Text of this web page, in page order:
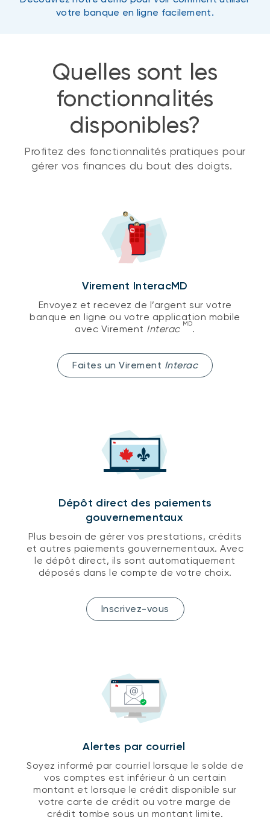
votre banque en ligne facilement.
Quelles sont les
fonctionnalités
disponibles?
Profitez des fonctionnalités pratiques pour
gérer vos finances du bout des doigts.
Virement InteracMD
Envoyez et recevez de l’argent sur votre
banque en ligne ou votre application mobile
avec Virement Interac MD.
Faites un Virement Interac
Dépôt direct des paiements
gouvernementaux
Plus besoin de gérer vos prestations, crédits
et autres paiements gouvernementaux. Avec
le dépôt direct, ils sont automatiquement
déposés dans le compte de votre choix.
Inscrivez-vous
Alertes par courriel
Soyez informé par courriel lorsque le solde de
vos comptes est inférieur à un certain
montant et lorsque le crédit disponible sur
votre carte de crédit ou votre marge de
crédit tombe sous un montant limite.